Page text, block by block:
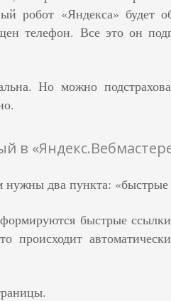
робот «Яндекса» будет
телефон. Все это он
Но можно
в
нужны два пункта:
быстрые
происходит